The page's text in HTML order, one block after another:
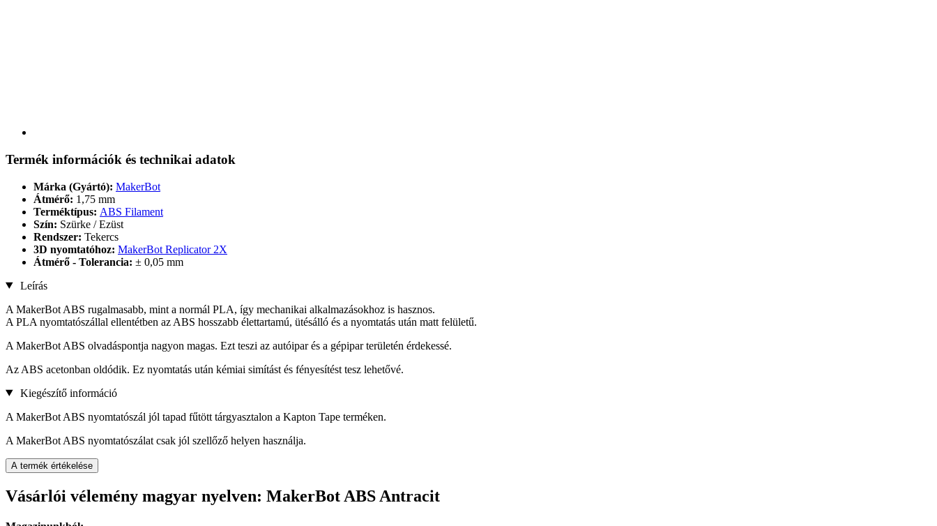
Termék információk és technikai adatok
Márka (Gyártó): MakerBot
Átmérő: 1,75 mm
Terméktípus: ABS Filament
Szín: Szürke / Ezüst
Rendszer: Tekercs
3D nyomtatóhoz: MakerBot Replicator 2X
Átmérő - Tolerancia: ± 0,05 mm
Leírás
A MakerBot ABS rugalmasabb, mint a normál PLA, így mechanikai alkalmazásokhoz is hasznos.
A PLA nyomtatószállal ellentétben az ABS hosszabb élettartamú, ütésálló és a nyomtatás után matt felületű.
A MakerBot ABS olvadáspontja nagyon magas. Ezt teszi az autóipar és a gépipar területén érdekessé.
Az ABS acetonban oldódik. Ez nyomtatás után kémiai simítást és fényesítést tesz lehetővé.
Kiegészítő információ
A MakerBot ABS nyomtatószál jól tapad fűtött tárgyasztalon a Kapton Tape terméken.
A MakerBot ABS nyomtatószálat csak jól szellőző helyen használja.
A termék értékelése
Vásárlói vélemény magyar nyelven: MakerBot ABS Antracit